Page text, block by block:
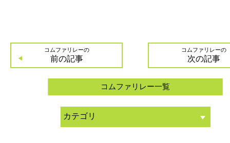
コムファリレーの
前の記事
コムファリレー一覧
コムファリレーの
次の記事